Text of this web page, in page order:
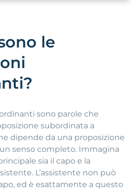
le
sono parole che
subordinata a
dipende da una proposizione
senso completo. Immagina
sia il capo e la
L’assistente non può
ed è esattamente a questo